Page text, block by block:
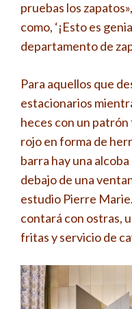
pruebas los
como, ‘¡Esto es
departamento de
Para aquellos que
estacionarios
heces con un
rojo en forma de
barra hay una
debajo de una
estudio Pierre
contará con ostras,
fritas y servicio de